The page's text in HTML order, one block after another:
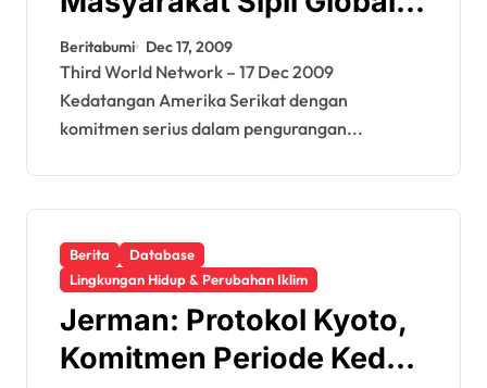
untuk Barack Obama:
Desak AS Tetapkan
Target Turunkan Emisi
Beritabumi Dec 17, 2009
Third World Network – 17 Dec 2009
Kedatangan Amerika Serikat dengan
komitmen serius dalam pengurangan...
Berita
Database
Lingkungan Hidup & Perubahan Iklim
Jerman: Protokol Kyoto,
Komitmen Periode Kedua